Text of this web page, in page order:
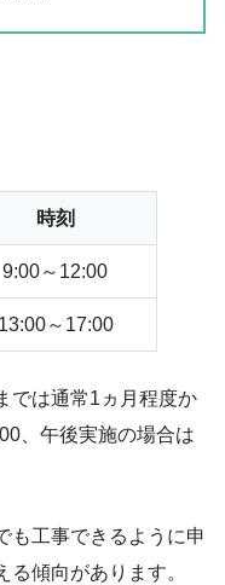
時刻
9:00～12:00
13:00～17:00
では通常1ヵ月程度か
、午後実施の場合は
も工事できるように申
傾向があります。